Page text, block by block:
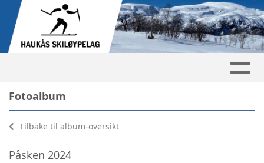
Fotoalbum
Tilbake til album-oversikt
Påsken 2024